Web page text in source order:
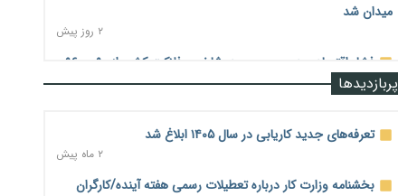
میدان شد
۲ روز پیش
فشار اقتصادی در مسیر صعود؛ شاخص فلاکت کشور از ۹۰ به ۹۶
درصد رسید
رشد ۷۵ هزار میلیاردی بازار خرید اعتباری؛ فین‌تک‌ها وارد میدان
۲ روز پیش
پربازدیدها
تعرفه‌های جدید کاریابی در سال ۱۴۰۵ ابلاغ شد
۲ ماه پیش
بخشنامه وزارت کار درباره تعطیلات رسمی هفته آینده/کارگران